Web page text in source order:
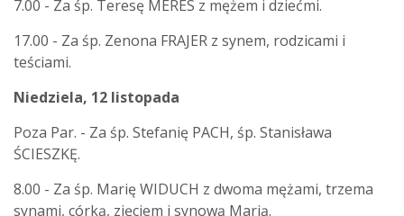
7.00 - Za śp. Teresę MERES z mężem i dziećmi.
17.00 - Za śp. Zenona FRAJER z synem, rodzicami i
teściami.
Niedziela, 12 listopada
Poza Par. - Za śp. Stefanię PACH, śp. Stanisława
ŚCIESZKĘ.
8.00 - Za śp. Marię WIDUCH z dwoma mężami, trzema
synami, córką, zięciem i synową Marią.